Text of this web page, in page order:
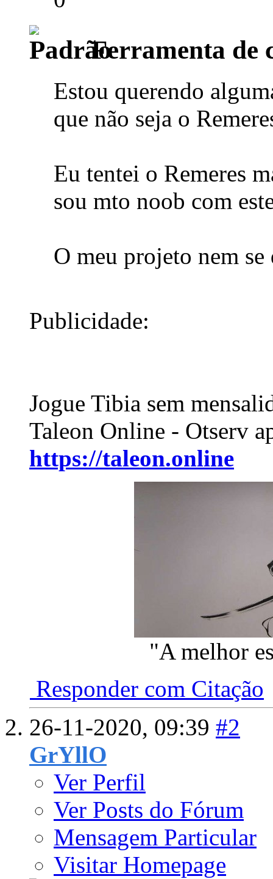
Ferramenta de
Estou querendo
que não seja o
Eu tentei o Remeres
sou mto noob com
O meu projeto nem
Publicidade:
Jogue Tibia sem
Taleon Online - Otserv
https://taleon.online
"A melhor
Responder com Citação
26-11-2020, 09:39 #2
GrYllO
Ver Perfil
Ver Posts do Fórum
Mensagem Particular
Visitar Homepage